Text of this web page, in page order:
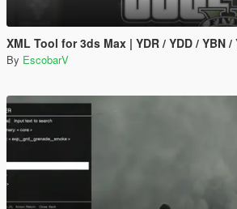
XML Tool for 3ds Max | YDR / YDD / YBN / YFT
By EscobarV